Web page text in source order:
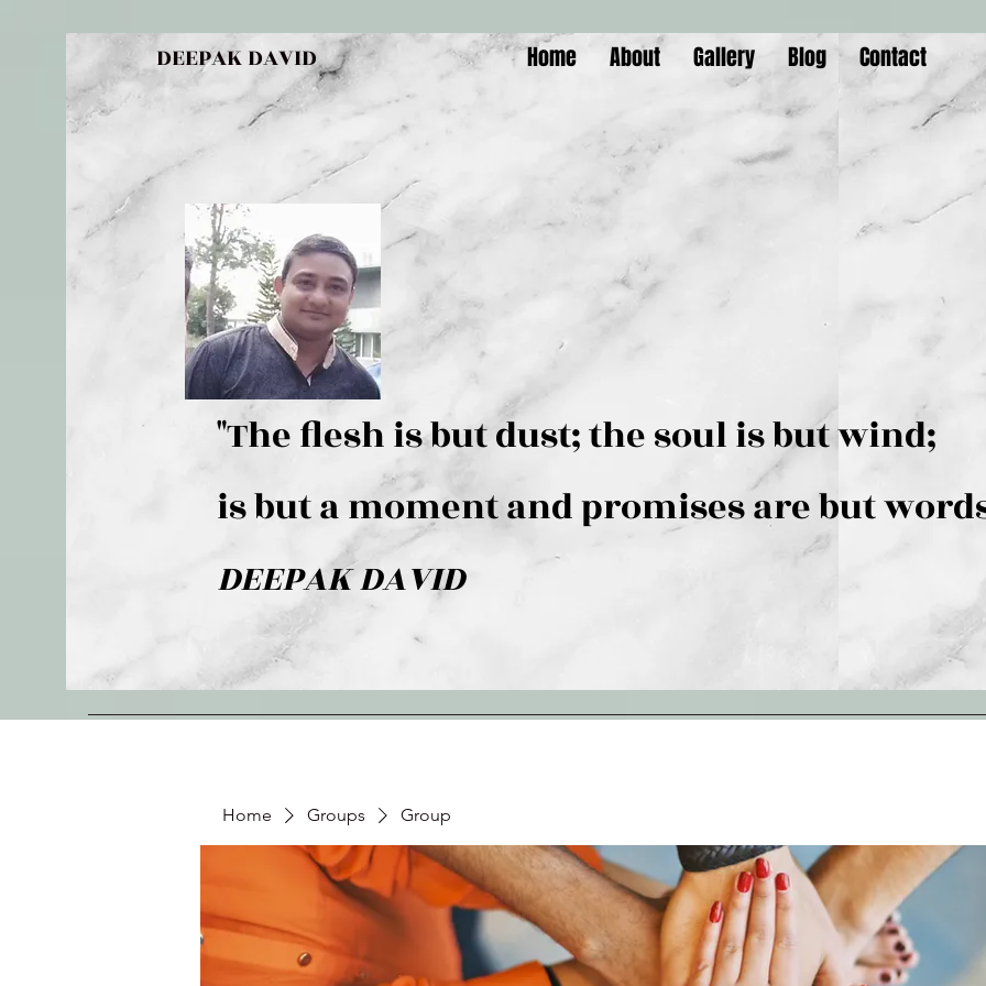
DEEPAK DAVID Home About Gallery Blog Contact
"The flesh is but dust; the
is but a moment and promises are but
DEEPAK DAVID
Home Groups Group